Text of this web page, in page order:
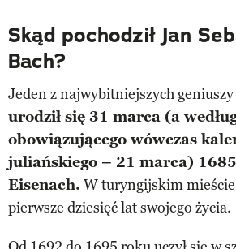
Skąd pochodził Jan
Bach?
Jeden z najwybitniejszych
urodził się 31 marca (a
obowiązującego wówczas
juliańskiego – 21 marca)
Eisenach. W turyngijskim mieście
pierwsze dziesięć lat swojego życia.